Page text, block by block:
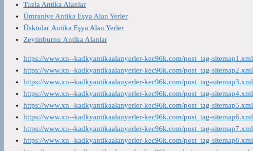
Tuzla Antika Alanlar
Ümraniye Antika Eşya Alan Yerler
Üsküdar Antika Eşya Alan Yerler
Zeytinburnu Antika Alanlar
https://www.xn--kadkyantikaalanyerler-kec96k.com/post_tag-sitemap1.xml
https://www.xn--kadkyantikaalanyerler-kec96k.com/post_tag-sitemap2.xml
https://www.xn--kadkyantikaalanyerler-kec96k.com/post_tag-sitemap3.xml
https://www.xn--kadkyantikaalanyerler-kec96k.com/post_tag-sitemap4.xml
https://www.xn--kadkyantikaalanyerler-kec96k.com/post_tag-sitemap5.xml
https://www.xn--kadkyantikaalanyerler-kec96k.com/post_tag-sitemap6.xml
https://www.xn--kadkyantikaalanyerler-kec96k.com/post_tag-sitemap7.xml
https://www.xn--kadkyantikaalanyerler-kec96k.com/post_tag-sitemap8.xml